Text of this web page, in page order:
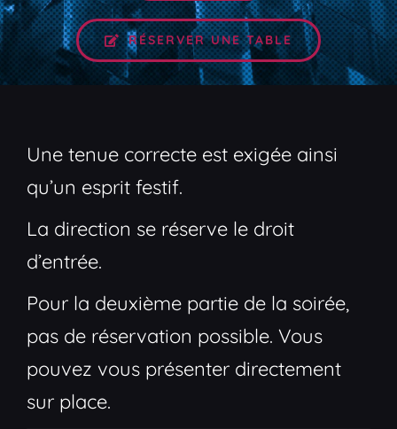
RÉSERVER UNE TABLE
Une tenue correcte est exigée ainsi
qu’un esprit festif.
La direction se réserve le droit
d’entrée.
Pour la deuxième partie de la soirée,
pas de réservation possible. Vous
pouvez vous présenter directement
sur place.